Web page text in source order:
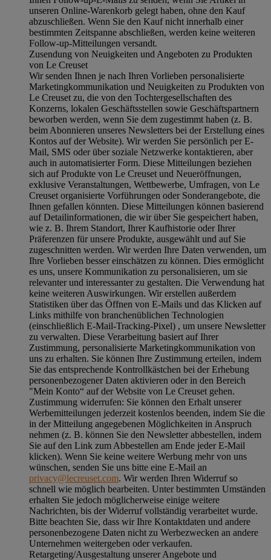
unseren Online-Warenkorb gelegt haben, ohne den Kauf
abzuschließen. Wenn Sie den Kauf nicht innerhalb einer
bestimmten Zeitspanne abschließen, werden keine weiteren
Follow-up-Mitteilungen versandt.
Zusendung von Neuigkeiten und Angeboten zu Produkten
von Le Creuset
Wir senden Ihnen je nach Ihren Vorlieben personalisierte
Marketingkommunikation und Neuigkeiten zu Produkten von
Le Creuset zu, die von den Tochtergesellschaften des
Konzerns, lokalen Geschäftsstellen sowie Geschäftspartnern
beworben werden, wenn Sie dem zugestimmt haben (z. B.
beim Abonnieren unseres Newsletters bei der Erstellung eines
Kontos auf der Website). Wir werden Sie persönlich per E-
Mail, SMS oder über soziale Netzwerke kontaktieren, aber
auch in automatisierter Form. Diese Mitteilungen beziehen
sich auf Produkte von Le Creuset und Neueröffnungen,
exklusive Veranstaltungen, Wettbewerbe, Umfragen, von Le
Creuset organisierte Vorführungen oder Sonderangebote, die
Ihnen gefallen könnten. Diese Mitteilungen können basierend
auf Detailinformationen, die wir über Sie gespeichert haben,
wie z. B. Ihrem Standort, Ihrer Kaufhistorie oder Ihrer
Präferenzen für unsere Produkte, ausgewählt und auf Sie
zugeschnitten werden. Wir werden Ihre Daten verwenden, um
Ihre Vorlieben besser einschätzen zu können. Dies ermöglicht
es uns, unsere Kommunikation zu personalisieren, um sie
relevanter und interessanter zu gestalten. Die Verwendung hat
keine weiteren Auswirkungen. Wir erstellen außerdem
Statistiken über das Öffnen von E-Mails und das Klicken auf
Links mithilfe von branchenüblichen Technologien
(einschließlich E-Mail-Tracking-Pixel) , um unsere Newsletter
zu verwalten. Diese Verarbeitung basiert auf Ihrer
Zustimmung, personalisierte Marketingkommunikation von
uns zu erhalten. Sie können Ihre Zustimmung erteilen, indem
Sie das entsprechende Kontrollkästchen bei der Erhebung
personenbezogener Daten aktivieren oder in den Bereich
"Mein Konto“ auf der Website von Le Creuset gehen.
Zustimmung widerrufen: Sie können den Erhalt unserer
Werbemitteilungen jederzeit kostenlos beenden, indem Sie die
in der Mitteilung angegebenen Möglichkeiten in Anspruch
nehmen (z. B. können Sie den Newsletter abbestellen, indem
Sie auf den Link zum Abbestellen am Ende jeder E-Mail
klicken). Wenn Sie keine weitere Werbung mehr von uns
wünschen, senden Sie uns bitte eine E-Mail an
privacy@lecreuset.com. Wir werden Ihren Widerruf so
schnell wie möglich bearbeiten. Unter bestimmten Umständen
erhalten Sie jedoch möglicherweise einige weitere
Nachrichten, bis der Widerruf vollständig verarbeitet wurde.
Bitte beachten Sie, dass wir Ihre Kontaktdaten und andere
personenbezogene Daten nicht zu Werbezwecken an andere
Unternehmen weitergeben oder verkaufen.
Retargeting/Ausgestaltung unserer Angebote und